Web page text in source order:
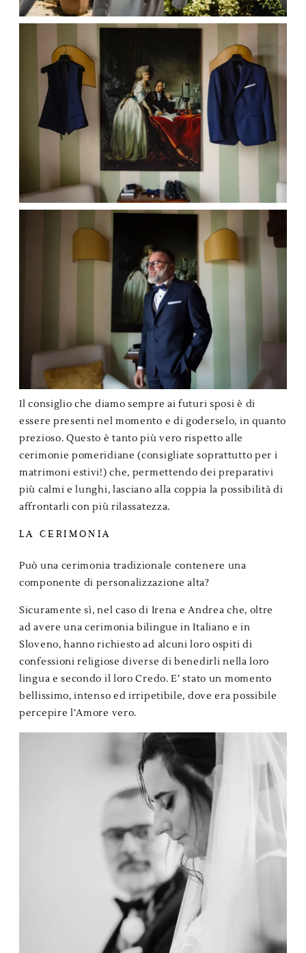
Il consiglio che diamo sempre ai futuri sposi è di
essere presenti nel momento e di goderselo, in quanto
prezioso. Questo è tanto più vero rispetto alle
cerimonie pomeridiane (consigliate soprattutto per i
matrimoni estivi!) che, permettendo dei preparativi
più calmi e lunghi, lasciano alla coppia la possibilità di
affrontarli con più rilassatezza.
LA CERIMONIA
Può una cerimonia tradizionale contenere una
componente di personalizzazione alta?
Sicuramente sì, nel caso di Irena e Andrea che, oltre
ad avere una cerimonia bilingue in Italiano e in
Sloveno, hanno richiesto ad alcuni loro ospiti di
confessioni religiose diverse di benedirli nella loro
lingua e secondo il loro Credo. E’ stato un momento
bellissimo, intenso ed irripetibile, dove era possibile
percepire l’Amore vero.